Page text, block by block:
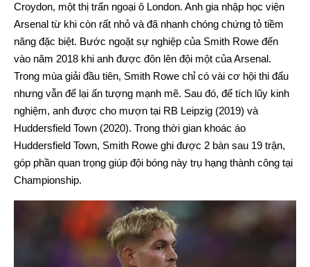
Croydon, một thị trấn ngoại ô London. Anh gia nhập học viện
Arsenal từ khi còn rất nhỏ và đã nhanh chóng chứng tỏ tiềm
năng đặc biệt. Bước ngoặt sự nghiệp của Smith Rowe đến
vào năm 2018 khi anh được đôn lên đội một của Arsenal.
Trong mùa giải đầu tiên, Smith Rowe chỉ có vài cơ hội thi đấu
nhưng vẫn để lại ấn tượng mạnh mẽ. Sau đó, để tích lũy kinh
nghiệm, anh được cho mượn tại RB Leipzig (2019) và
Huddersfield Town (2020). Trong thời gian khoác áo
Huddersfield Town, Smith Rowe ghi được 2 bàn sau 19 trận,
góp phần quan trọng giúp đội bóng này trụ hạng thành công tại
Championship.